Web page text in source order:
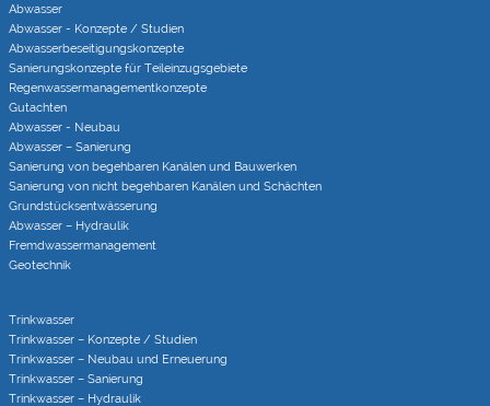
Abwasser
Abwasser - Konzepte / Studien
Abwasserbeseitigungs­konzepte
Sanierungs­konzepte für Teileinzugs­gebiete
Regenwasser­managementkonzepte
Gutachten
Abwasser - Neubau
Abwasser – Sanierung
Sanierung von begehbaren Kanälen und Bauwerken
Sanierung von nicht begehbaren Kanälen und Schächten
Grundstücks­entwässerung
Abwasser – Hydraulik
Fremdwasser­manage­ment
Geotechnik
Trinkwasser
Trinkwasser – Konzepte / Studien
Trinkwasser – Neubau und Erneuerung
Trinkwasser – Sanierung
Trinkwasser – Hydraulik